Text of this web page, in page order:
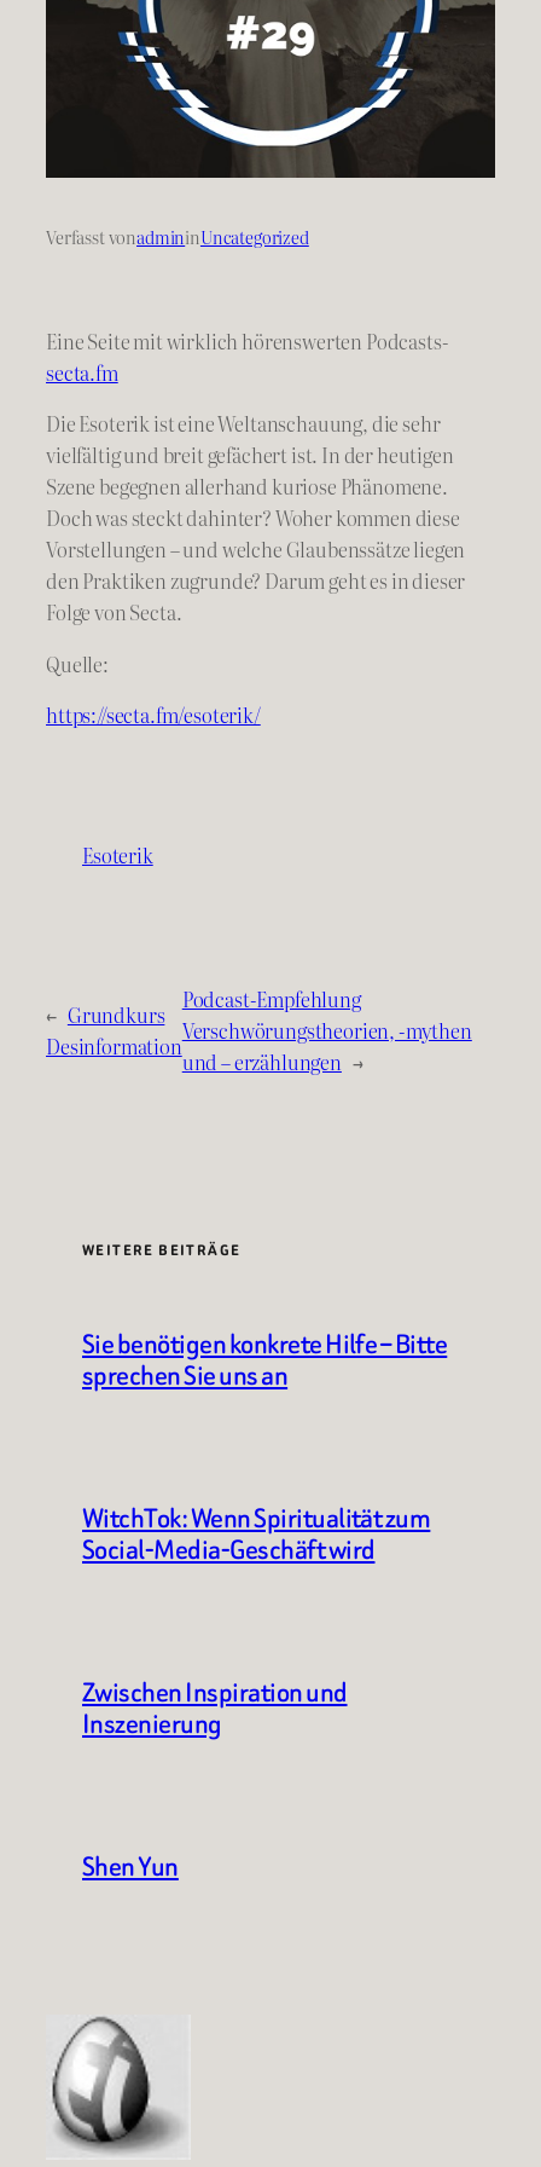
Verfasst vonadmininUncategorized
Eine Seite mit wirklich hörenswerten Podcasts-
secta.fm
Die Esoterik ist eine Weltanschauung, die sehr
vielfältig und breit gefächert ist. In der heutigen
Szene begegnen allerhand kuriose Phänomene.
Doch was steckt dahinter? Woher kommen diese
Vorstellungen – und welche Glaubenssätze liegen
den Praktiken zugrunde? Darum geht es in dieser
Folge von Secta.
Quelle:
https://secta.fm/esoterik/
Esoterik
← Grundkurs
Desinformation
Podcast-Empfehlung
Verschwörungstheorien, -mythen
und – erzählungen →
WEITERE BEITRÄGE
Sie benötigen konkrete Hilfe – Bitte
sprechen Sie uns an
WitchTok: Wenn Spiritualität zum
Social-Media-Geschäft wird
Zwischen Inspiration und
Inszenierung
Shen Yun